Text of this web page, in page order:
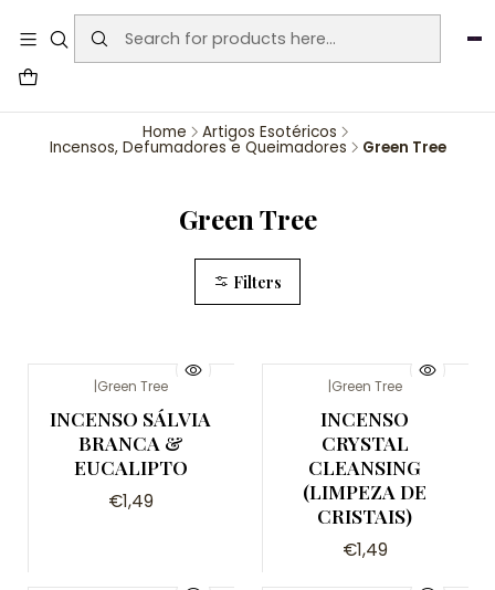
User-agent: * Allow: / Sitemap:
https://www.auraemporium.pt/sitemap.xml
Home Artigos Esotéricos
Incensos, Defumadores e Queimadores Green Tree
Green Tree
Filters
|Green Tree
INCENSO SÁLVIA
BRANCA &
EUCALIPTO
€1,49
|Green Tree
INCENSO
CRYSTAL
CLEANSING
(LIMPEZA DE
CRISTAIS)
€1,49